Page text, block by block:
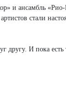
и ансамбль
стали
другу. И пока есть